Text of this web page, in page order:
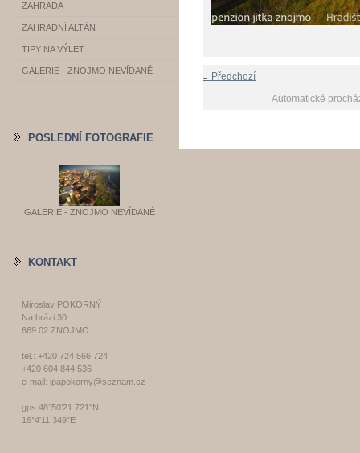
← Předchozí
Automatické
ZAHRADA
ZAHRADNÍ ALTÁN
TIPY NA VÝLET
GALERIE - ZNOJMO NEVÍDANÉ
POSLEDNÍ FOTOGRAFIE
GALERIE - ZNOJMO NEVÍDANÉ
KONTAKT
Miroslav POKORNÝ
Na hrázi 30
669 02 ZNOJMO
tel.: +420 724 566 724
+420 604 844 536
e-mail: ipapokorny@seznam.cz
gps 48°50'21.721"N
16°4'11.349"E